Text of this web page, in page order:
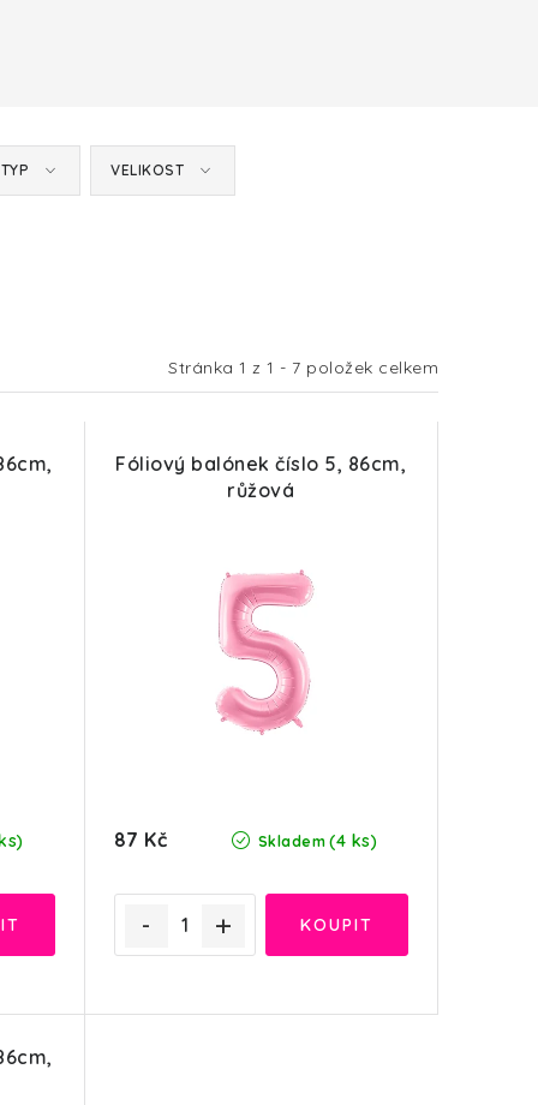
TYP VELIKOST
Stránka 1 z 1 - 7 položek celkem
Fóliový balónek číslo 5, 86cm,
růžová
Skladem (4 ks)
87 Kč